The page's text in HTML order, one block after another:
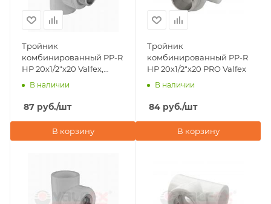
Тройник
комбинированный PP-R
НР 20х1/2"х20 Valfex,
серый
В наличии
87 руб./шт
В корзину
Тройник
комбинированный PP-R
НР 20х1/2"х20 PRO Valfex
В наличии
84 руб./шт
В корзину